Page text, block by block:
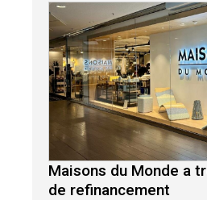
Maisons du Monde a
de refinancement